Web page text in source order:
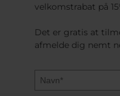
velkomstrabat på
Det er gratis at
afmelde dig nemt